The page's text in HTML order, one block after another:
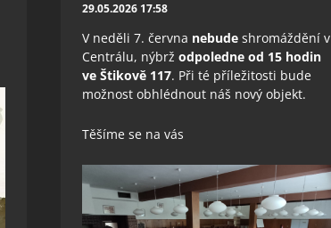
29.05.2026 17:58
V neděli 7. června nebude shromáždění v
Centrálu, nýbrž odpoledne od 15 hodin
ve Štikově 117. Při té příležitosti bude
možnost obhlédnout náš nový objekt.
Těšíme se na vás